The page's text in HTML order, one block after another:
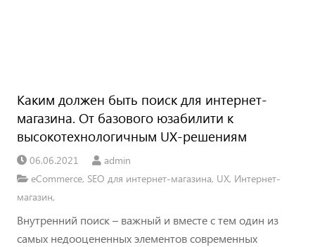
Каким должен быть поиск для интернет-
магазина. От базового юзабилити к
высокотехнологичным UX-решениям
06.06.2021
admin
eCommerce, SEO для интернет-магазина, UX, Интернет-
магазин,
Внутренний поиск – важный и вместе с тем один из
самых недооцененных элементов современных